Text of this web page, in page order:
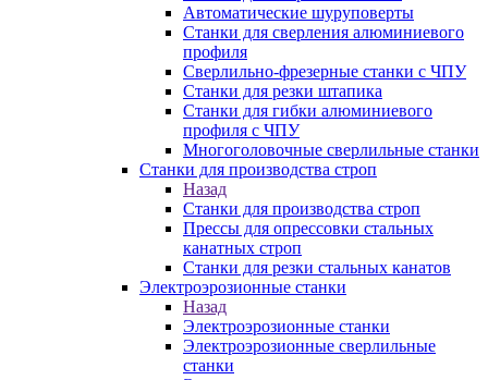
Автоматические шуруповерты
Станки для сверления алюминиевого
профиля
Сверлильно-фрезерные станки с ЧПУ
Станки для резки штапика
Станки для гибки алюминиевого
профиля с ЧПУ
Многоголовочные сверлильные станки
Станки для производства строп
Назад
Станки для производства строп
Прессы для опрессовки стальных
канатных строп
Станки для резки стальных канатов
Электроэрозионные станки
Назад
Электроэрозионные станки
Электроэрозионные сверлильные
станки